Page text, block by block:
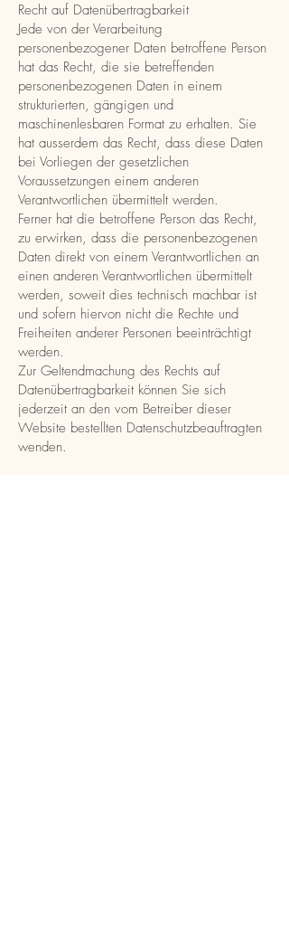
Recht auf Datenübertragbarkeit
Jede von der Verarbeitung
personenbezogener Daten betroffene Person
hat das Recht, die sie betreffenden
personenbezogenen Daten in einem
strukturierten, gängigen und
maschinenlesbaren Format zu erhalten. Sie
hat ausserdem das Recht, dass diese Daten
bei Vorliegen der gesetzlichen
Voraussetzungen einem anderen
Verantwortlichen übermittelt werden.
Ferner hat die betroffene Person das Recht,
zu erwirken, dass die personenbezogenen
Daten direkt von einem Verantwortlichen an
einen anderen Verantwortlichen übermittelt
werden, soweit dies technisch machbar ist
und sofern hiervon nicht die Rechte und
Freiheiten anderer Personen beeinträchtigt
werden.
Zur Geltendmachung des Rechts auf
Datenübertragbarkeit können Sie sich
jederzeit an den vom Betreiber dieser
Website bestellten Datenschutzbeauftragten
wenden.